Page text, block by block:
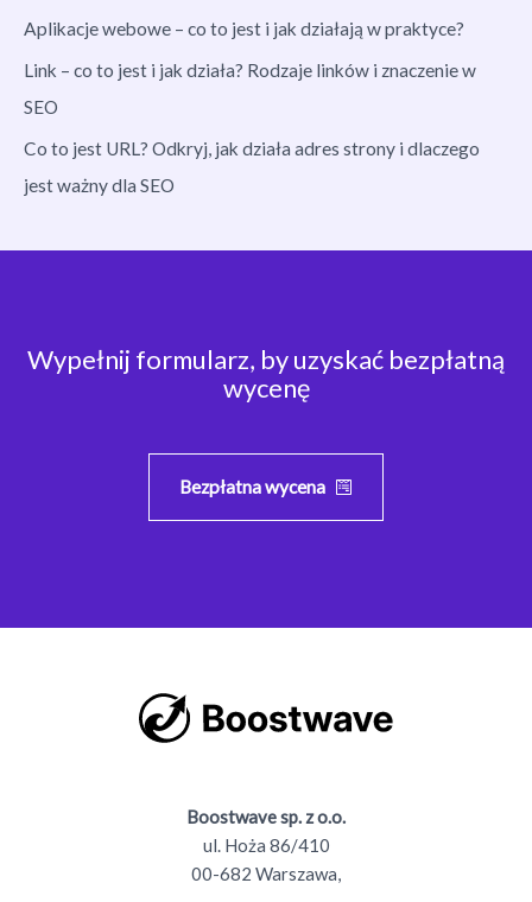
Aplikacje webowe – co to jest i jak działają w praktyce?
Link – co to jest i jak działa? Rodzaje linków i znaczenie w
SEO
Co to jest URL? Odkryj, jak działa adres strony i dlaczego
jest ważny dla SEO
Wypełnij formularz, by uzyskać bezpłatną
wycenę
Bezpłatna wycena
Boostwave sp. z o.o.
ul. Hoża 86/410
00-682 Warszawa,